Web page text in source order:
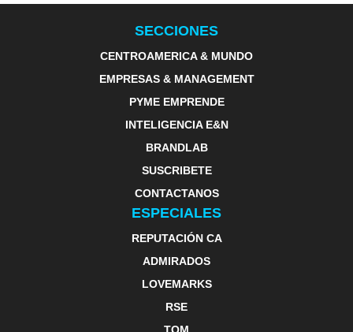
SECCIONES
CENTROAMERICA & MUNDO
EMPRESAS & MANAGEMENT
PYME EMPRENDE
INTELIGENCIA E&N
BRANDLAB
SUSCRIBETE
CONTACTANOS
ESPECIALES
REPUTACIÓN CA
ADMIRADOS
LOVEMARKS
RSE